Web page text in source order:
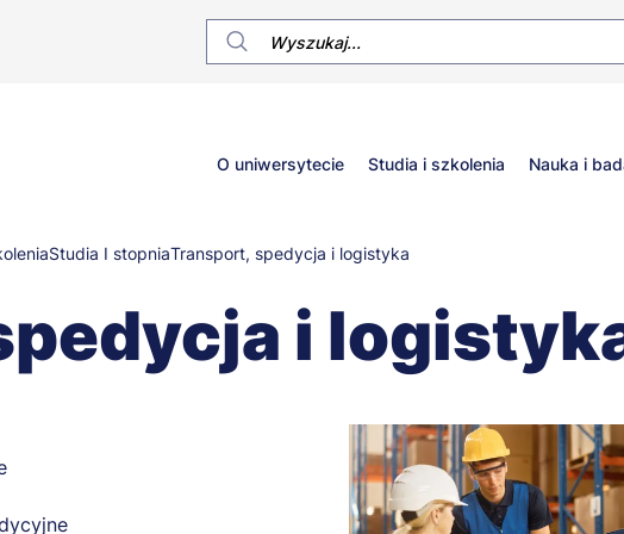
Główne
menu
O uniwersytecie Studia i szkolenia Nauka i
Studia I stopniaTransport, spedycja i logistyka
i